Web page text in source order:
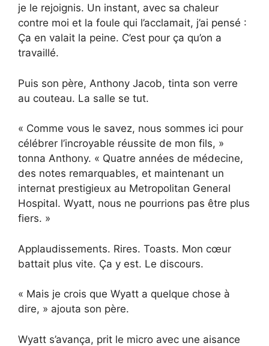
je le rejoignis. Un instant, avec sa chaleur
contre moi et la foule qui l’acclamait, j’ai pensé :
Ça en valait la peine. C’est pour ça qu’on a
travaillé.
Puis son père, Anthony Jacob, tinta son verre
au couteau. La salle se tut.
« Comme vous le savez, nous sommes ici pour
célébrer l’incroyable réussite de mon fils, »
tonna Anthony. « Quatre années de médecine,
des notes remarquables, et maintenant un
internat prestigieux au Metropolitan General
Hospital. Wyatt, nous ne pourrions pas être plus
fiers. »
Applaudissements. Rires. Toasts. Mon cœur
battait plus vite. Ça y est. Le discours.
« Mais je crois que Wyatt a quelque chose à
dire, » ajouta son père.
Wyatt s’avança, prit le micro avec une aisance